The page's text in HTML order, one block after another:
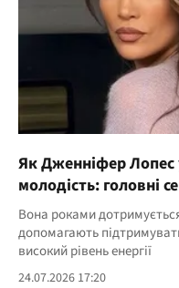
Як Дженніфер Лопес
молодість: головні
Вона роками
допомагають
високий рівень енергії
24.07.2026 17:20